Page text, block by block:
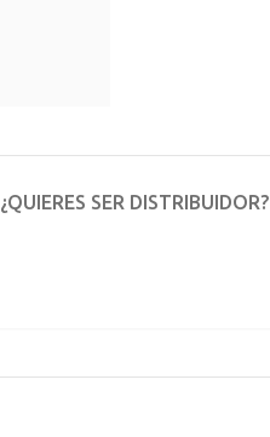
¿QUIERES SER DISTRIBUIDOR?